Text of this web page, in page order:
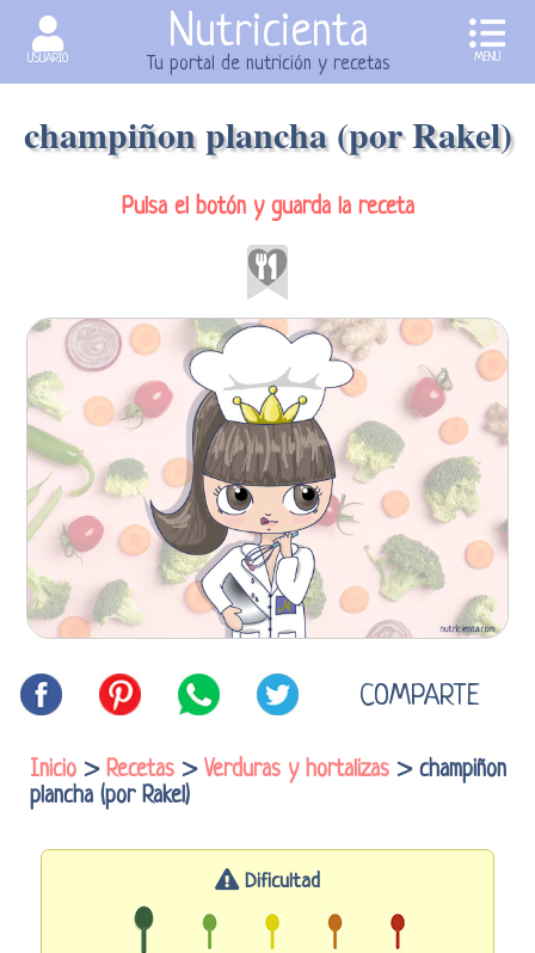
USUARIO
Nutricienta
Tu portal de nutrición y recetas MENU
champiñon plancha (por Rakel)
Pulsa el botón y guarda la receta
COMPARTE
Inicio > Recetas > Verduras y hortalizas > champiñon
plancha (por Rakel)
Dificultad